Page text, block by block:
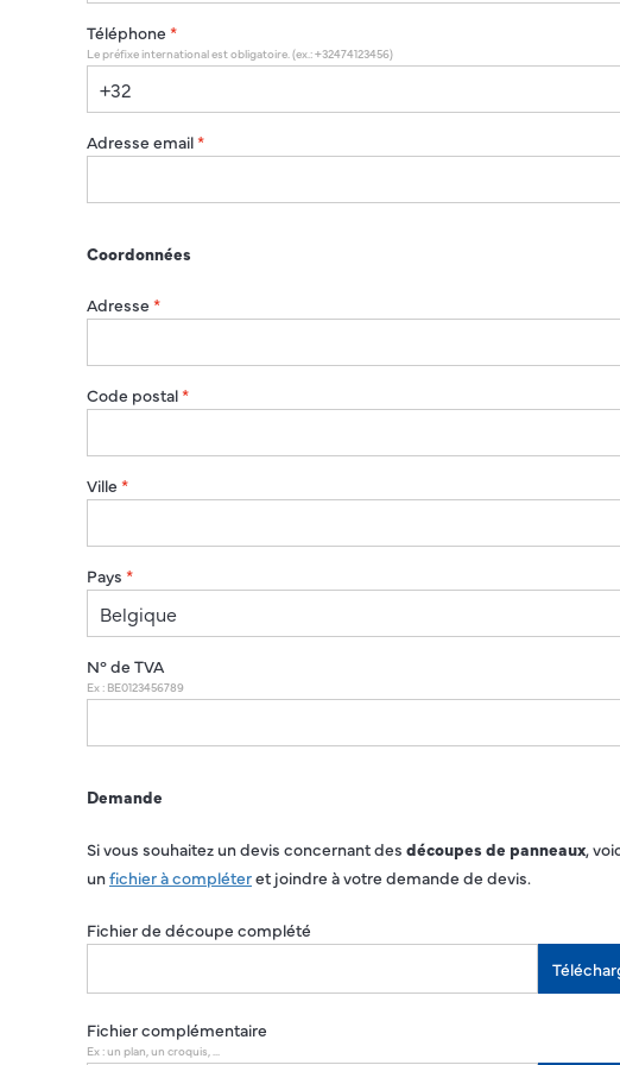
Téléphone *
Le préfixe international est obligatoire. (ex.: +32474123456)
Adresse email *
Coordonnées
Adresse *
Code postal *
Ville *
Pays *
N° de TVA
Ex : BE0123456789
Demande
Si vous souhaitez un devis concernant des découpes de panneaux,
unfichier à compléteret joindre à votre demande de devis.
Fichier de découpe complété
Fichier complémentaire
Ex : un plan, un croquis, ...